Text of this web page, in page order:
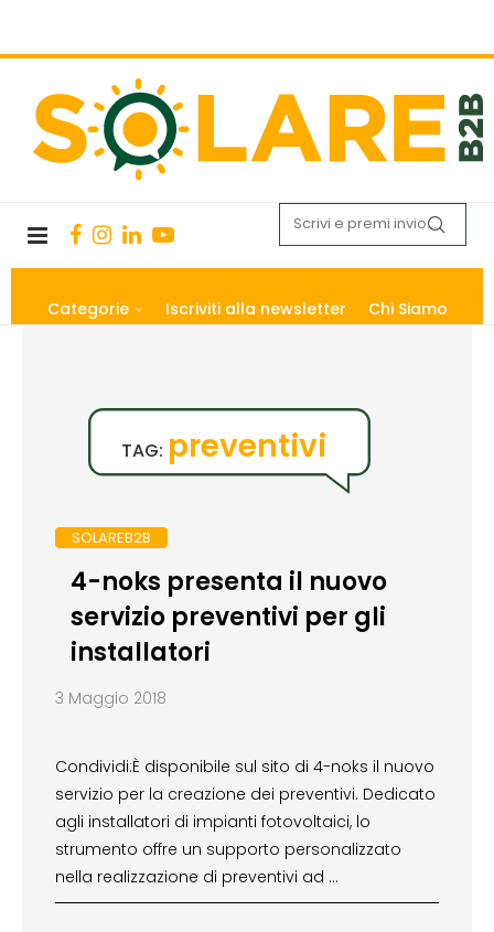
Categorie Iscriviti alla newsletter Chi Siamo
TAG: preventivi
SOLAREB2B
4-noks presenta il nuovo
servizio preventivi per gli
installatori
3 Maggio 2018
Condividi:È disponibile sul sito di 4-noks il nuovo
servizio per la creazione dei preventivi. Dedicato
agli installatori di impianti fotovoltaici, lo
strumento offre un supporto personalizzato
nella realizzazione di preventivi ad …